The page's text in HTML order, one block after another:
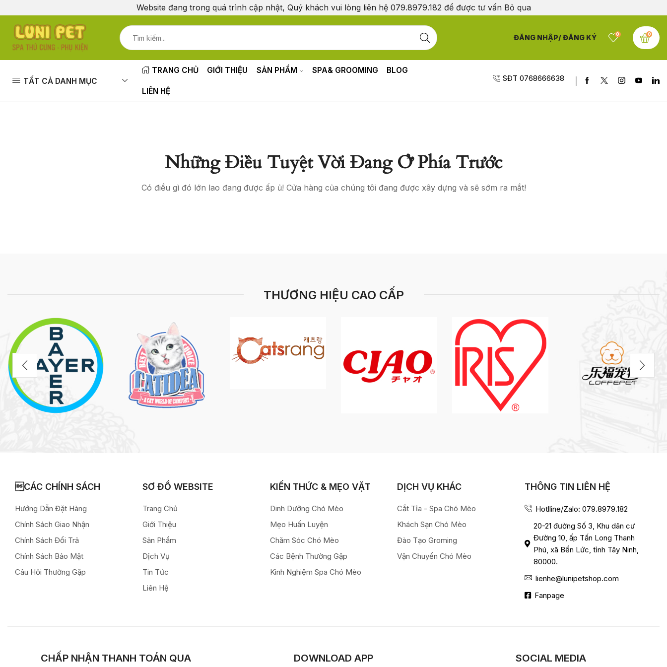
Website đang trong quá trình cập nhật, Quý khách vui lòng liên hệ 079.8979.182 để được tư vấn Bỏ qua
ĐĂNG NHẬP/ ĐĂNG KÝ 0 0
TẤT CẢ DANH MỤC
TRANG CHỦ GIỚI THIỆU SẢN PHẨM SPA& GROOMING BLOG
LIÊN HỆ
SĐT 0768666638
Những Điều Tuyệt Vời Đang Ở Phía Trước
Có điều gì đó lớn lao đang được ấp ủ! Cửa hàng của chúng tôi đang được xây dựng và sẽ sớm ra mắt!
THƯƠNG HIỆU CAO CẤP
CÁC CHÍNH SÁCH
Hướng Dẫn Đặt Hàng
Chính Sách Giao Nhận
Chính Sách Đổi Trả
Chính Sách Bảo Mật
Câu Hỏi Thường Gặp
SƠ ĐỒ WEBSITE
Trang Chủ
Giới Thiệu
Sản Phẩm
Dịch Vụ
Tin Tức
Liên Hệ
KIẾN THỨC & MẸO VẶT
Dinh Dưỡng Chó Mèo
Mẹo Huấn Luyện
Chăm Sóc Chó Mèo
Các Bệnh Thường Gặp
Kinh Nghiệm Spa Chó Mèo
DỊCH VỤ KHÁC
Cắt Tỉa - Spa Chó Mèo
Khách Sạn Chó Mèo
Đào Tạo Groming
Vận Chuyển Chó Mèo
THÔNG TIN LIÊN HỆ
Hotlline/Zalo: 079.8979.182
20-21 đường Số 3, Khu dân cư
Đường 10, ấp Tấn Long Thanh
Phú, xã Bến Lức, tỉnh Tây Ninh,
80000.
lienhe@lunipetshop.com
Fanpage
CHẤP NHẬN THANH TOÁN QUA DOWNLOAD APP SOCIAL MEDIA